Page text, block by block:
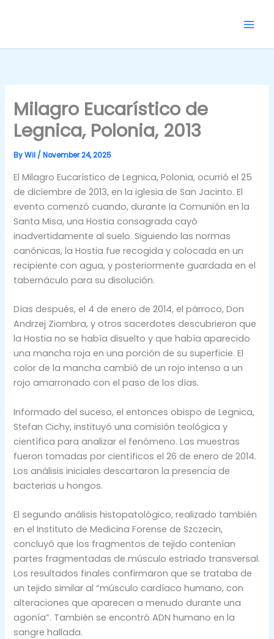
Milagro Eucarístico de
Legnica, Polonia, 2013
ByWil /November 24, 2025
El Milagro Eucarístico de Legnica, Polonia, ocurrió el 25
de diciembre de 2013, en la iglesia de San Jacinto. El
evento comenzó cuando, durante la Comunión en la
Santa Misa, una Hostia consagrada cayó
inadvertidamente al suelo. Siguiendo las normas
canónicas, la Hostia fue recogida y colocada en un
recipiente con agua, y posteriormente guardada en el
tabernáculo para su disolución.
Días después, el 4 de enero de 2014, el párroco, Don
Andrzej Ziombra, y otros sacerdotes descubrieron que
la Hostia no se había disuelto y que había aparecido
una mancha roja en una porción de su superficie. El
color de la mancha cambió de un rojo intenso a un
rojo amarronado con el paso de los días.
Informado del suceso, el entonces obispo de Legnica,
Stefan Cichy, instituyó una comisión teológica y
científica para analizar el fenómeno. Las muestras
fueron tomadas por científicos el 26 de enero de 2014.
Los análisis iniciales descartaron la presencia de
bacterias u hongos.
El segundo análisis histopatológico, realizado también
en el Instituto de Medicina Forense de Szczecin,
concluyó que los fragmentos de tejido contenían
partes fragmentadas de músculo estriado transversal.
Los resultados finales confirmaron que se trataba de
un tejido similar al “músculo cardíaco humano, con
alteraciones que aparecen a menudo durante una
agonía”. También se encontró ADN humano en la
sangre hallada.